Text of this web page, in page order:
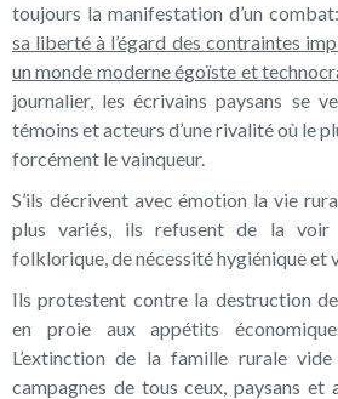
toujours la manifestation d’un
sa liberté à l’égard des contraintes
un monde moderne égoïste et
journalier, les écrivains paysans se
témoins et acteurs d’une rivalité où le
forcément le vainqueur.
S’ils décrivent avec émotion la vie
plus variés, ils refusent de la voir
folklorique, de nécessité hygiénique et
Ils protestent contre la destruction de
en proie aux appétits
L’extinction de la famille rurale
campagnes de tous ceux, paysans et